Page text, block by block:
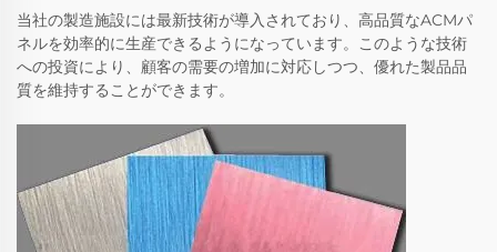
当社の製造施設には最新技術が導入されており、高品質なACMパ
ネルを効率的に生産できるようになっています。このような技術
への投資により、顧客の需要の増加に対応しつつ、優れた製品品
質を維持することができます。